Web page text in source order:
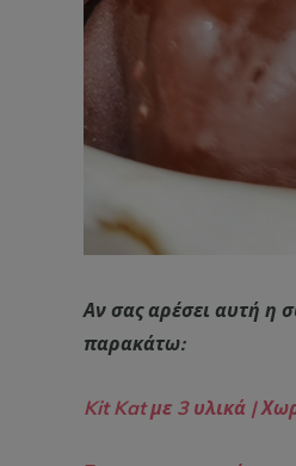
Αν σας αρέσει αυτή η
παρακάτω:
Kit Kat με 3 υλικά |